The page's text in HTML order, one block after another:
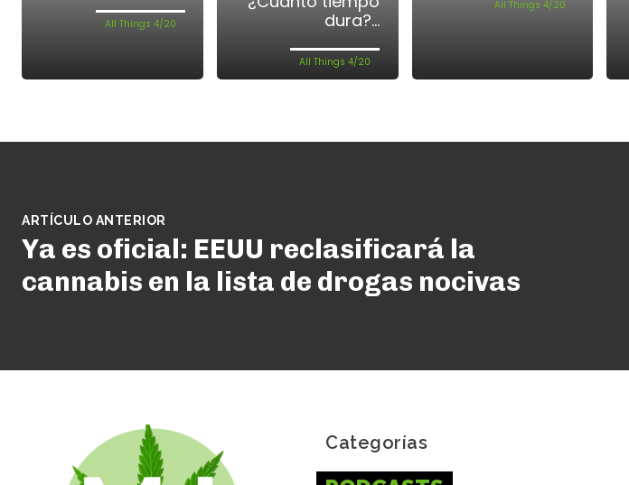
All Things 4/20
dura?...
All Things 4/20
All Things 4/20
ARTÍCULO ANTERIOR
Ya es oficial: EEUU reclasificará la
cannabis en la lista de drogas nocivas
Categorías